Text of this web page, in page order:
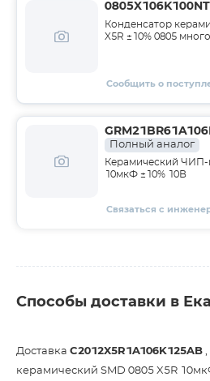
0805X106K100NT
Конденсатор
X5R ±10% 0805
Сообщить о
Полный аналог
Керамический ЧИП-
10мкФ ±10% 10В
Связаться с
Способы доставки в
Доставка C2012X5R1A106K125AB ,
керамический SMD 0805 X5R